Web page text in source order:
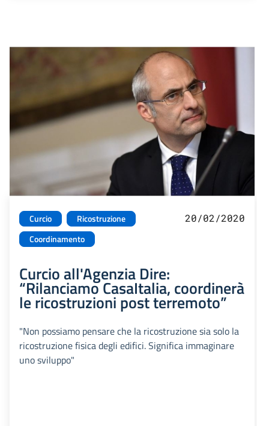
Curcio
Ricostruzione
Coordinamento
20/02/2020
Curcio all'Agenzia Dire:
“Rilanciamo CasaItalia, coordinerà
le ricostruzioni post terremoto”
"Non possiamo pensare che la ricostruzione sia solo la
ricostruzione fisica degli edifici. Significa immaginare
uno sviluppo"